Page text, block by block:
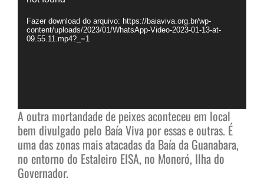
vídeo
Fazer download do arquivo: https://baiaviva.org.br/wp-
content/uploads/2023/01/WhatsApp-Video-2023-01-13-at-
09.55.11.mp4?_=1
A outra mortandade de peixes aconteceu em local
bem divulgado pelo Baía Viva por essas e outras. É
uma das zonas mais atacadas da Baía da Guanabara,
no entorno do Estaleiro EISA, no Moneró, Ilha do
Governador.